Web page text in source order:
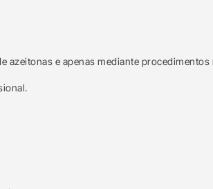
azeitonas e apenas mediante procedimentos